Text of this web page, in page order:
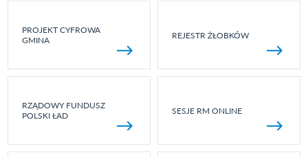
PROJEKT CYFROWA
GMINA
REJESTR ŻŁOBKÓW
RZĄDOWY FUNDUSZ
POLSKI ŁAD
SESJE RM ONLINE